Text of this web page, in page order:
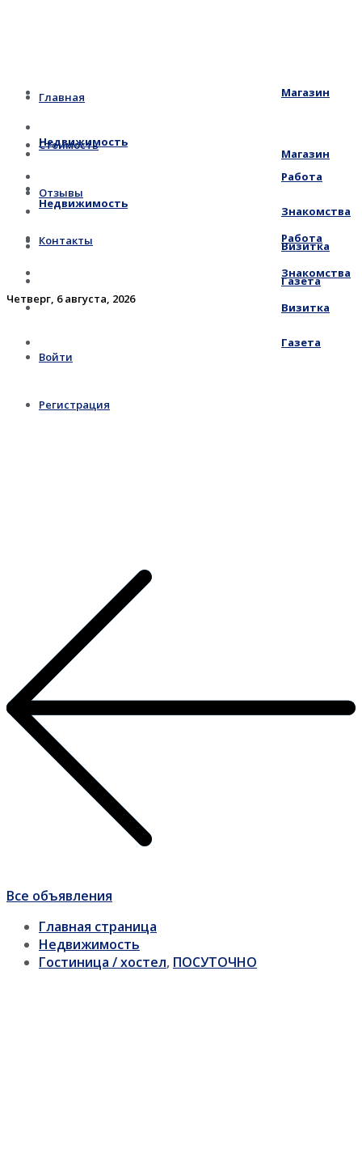
Главная
Стоимость
Отзывы
Контакты
Четверг, 6 августа, 2026
Войти
Регистрация
Магазин
Недвижимость
Работа
Знакомства
Визитка
Газета
Магазин
Недвижимость
Работа
Знакомства
Визитка
Газета
Все объявления
Главная страница
Недвижимость
Гостиница / хостел, ПОСУТОЧНО